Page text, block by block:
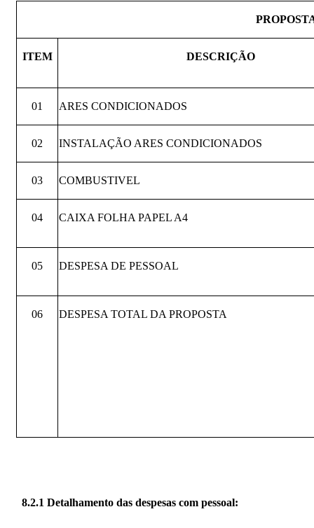
ITEM DESCRIÇÃO
01 ARES CONDICIONADOS
02 INSTALAÇÃO ARES CONDICIONADOS
03 COMBUSTIVEL
04 CAIXA FOLHA PAPEL A4
05 DESPESA DE PESSOAL
06 DESPESA TOTAL DA PROPOSTA
8.2.1 Detalhamento das despesas com pessoal: